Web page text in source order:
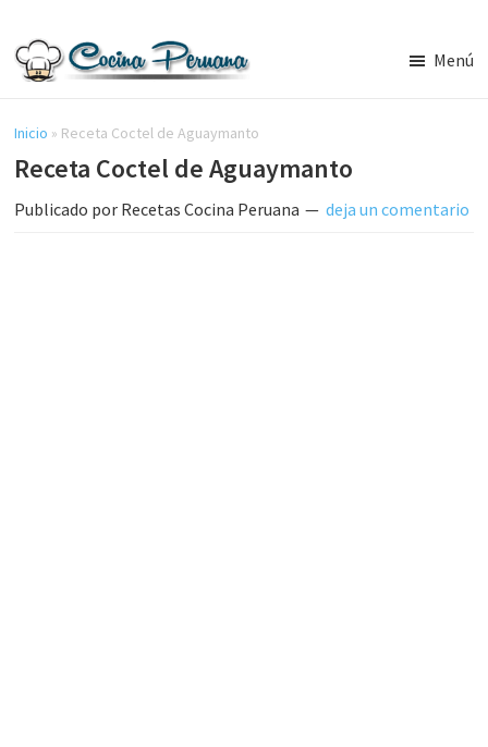
contenido
lateral
principal
Cocina
Peruana,
Recetas
de
Comida
Menú
Inicio » Receta Coctel de Aguaymanto
Receta Coctel de Aguaymanto
Publicado por Recetas Cocina Peruana deja un comentario